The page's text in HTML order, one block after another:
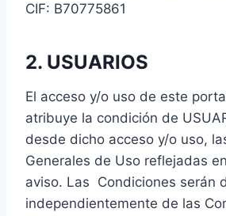
CIF: B70775861
2. USUARIOS
El acceso y/o uso de este
atribuye la condición de
desde dicho acceso y/o uso,
Generales de Uso reflejadas
aviso. Las Condiciones serán
independientemente de las